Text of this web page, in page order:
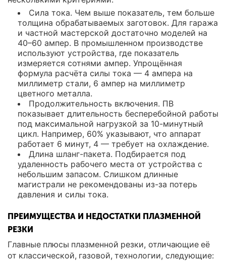
Сила тока. Чем выше показатель, тем больше
толщина обрабатываемых заготовок. Для гаража
и частной мастерской достаточно моделей на
40–60 ампер. В промышленном производстве
используют устройства, где показатель
измеряется сотнями ампер. Упрощённая
формула расчёта силы тока — 4 ампера на
миллиметр стали, 6 ампер на миллиметр
цветного металла.
Продолжительность включения. ПВ
показывает длительность бесперебойной работы
под максимальной нагрузкой за 10-минутный
цикл. Например, 60% указывают, что аппарат
работает 6 минут, 4 — требует на охлаждение.
Длина шланг-пакета. Подбирается под
удаленность рабочего места от устройства с
небольшим запасом. Слишком длинные
магистрали не рекомендованы из-за потерь
давления и силы тока.
ПРЕИМУЩЕСТВА И НЕДОСТАТКИ ПЛАЗМЕННОЙ
РЕЗКИ
Главные плюсы плазменной резки, отличающие её
от классической, газовой, технологии, следующие: